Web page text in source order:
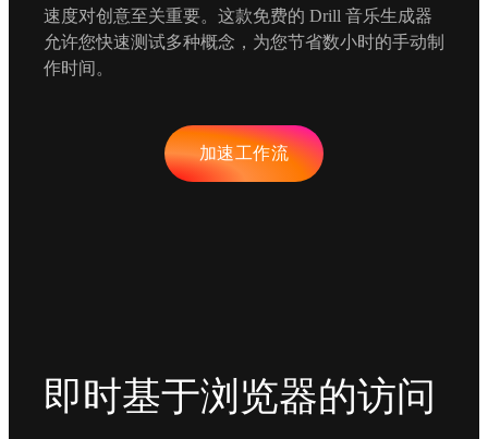
速度对创意至关重要。这款免费的 Drill 音乐生成器
允许您快速测试多种概念，为您节省数小时的手动制
作时间。
加速工作流
即时基于浏览器的访问